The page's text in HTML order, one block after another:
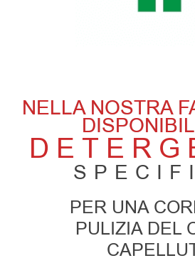
NELLA NOSTRA
PER UNA
PULIZIA DEL